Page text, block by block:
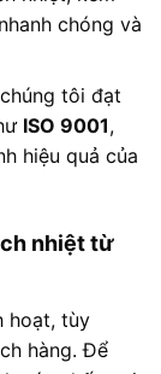
chóng và
tôi đạt
ISO 9001,
hiệu quả của
nhiệt từ
hoạt, tùy
hàng. Để